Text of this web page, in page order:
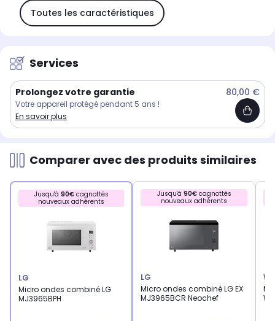
Toutes les caractéristiques
Services
Prolongez votre garantie 80,00 €
Votre appareil protégé pendant 5 ans !
En savoir plus
Comparer avec des produits similaires
Jusqu'à 90€cagnottés
nouveaux adhérents
LG
Micro ondes combiné LG
MJ3965BPH
Jusqu'à 90€cagnottés
nouveaux adhérents
LG
Micro ondes combiné LG EX
MJ3965BCR Neochef